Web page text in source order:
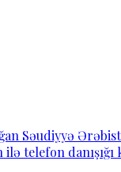
Səudiyyə
ilə telefon danışığı